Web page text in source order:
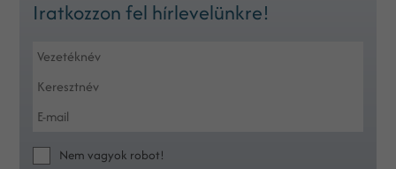
Iratkozzon fel hírlevelünkre!
Nem vagyok robot!